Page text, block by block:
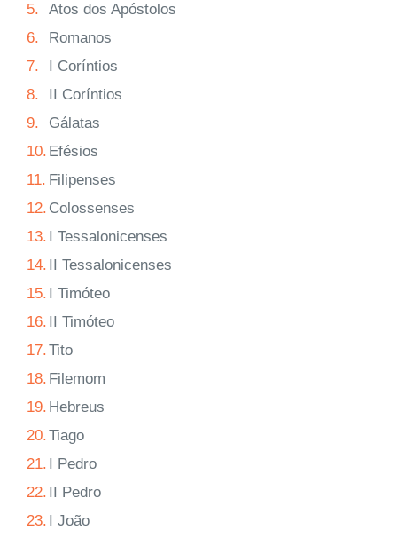
5.
Atos dos Apóstolos
6.
Romanos
7.
I Coríntios
8.
II Coríntios
9.
Gálatas
10. Efésios
11. Filipenses
12. Colossenses
13. I Tessalonicenses
14. II Tessalonicenses
15. I Timóteo
16. II Timóteo
17.Tito
18. Filemom
19. Hebreus
20.Tiago
21. I Pedro
22. II Pedro
23. I João